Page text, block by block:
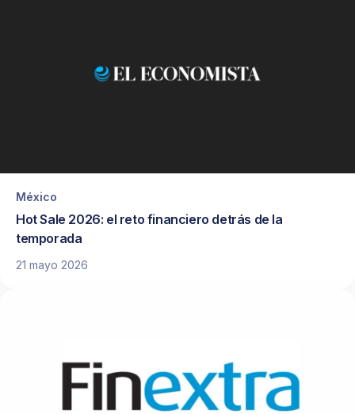
México
Hot Sale 2026: el reto financiero detrás de la
temporada
21 mayo 2026